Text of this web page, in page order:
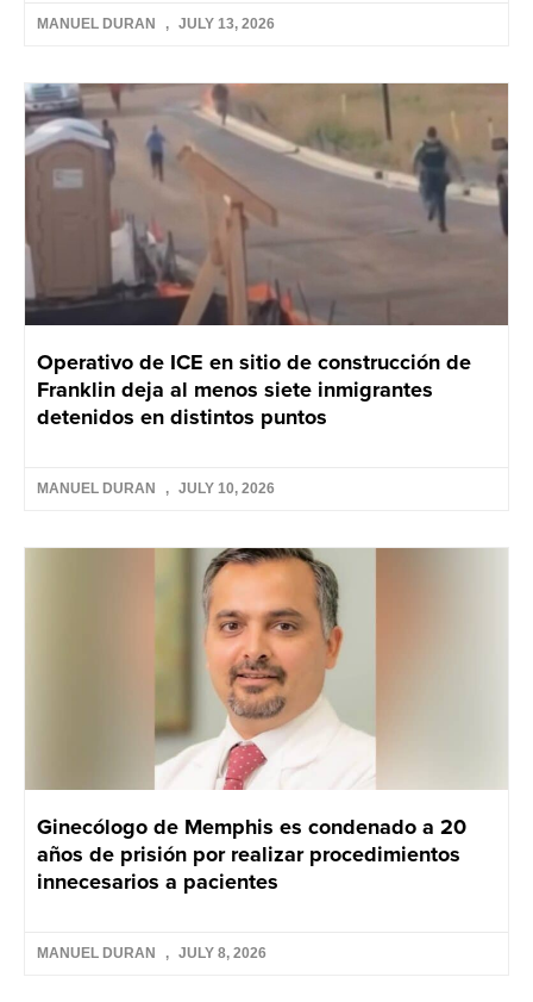
MANUEL DURAN JULY 13, 2026
Operativo de ICE en sitio de construcción de
Franklin deja al menos siete inmigrantes
detenidos en distintos puntos
MANUEL DURAN JULY 10, 2026
Ginecólogo de Memphis es condenado a 20
años de prisión por realizar procedimientos
innecesarios a pacientes
MANUEL DURAN JULY 8, 2026